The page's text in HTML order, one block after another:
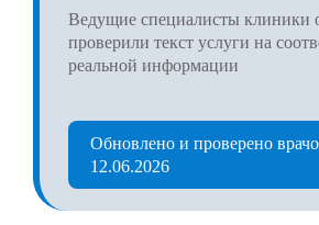
Ведущие специалисты клиники
проверили текст услуги на
реальной информации
Обновлено и проверено
12.06.2026